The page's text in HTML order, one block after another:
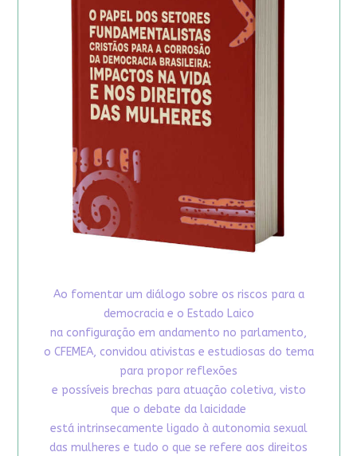
Ao fomentar um diálogo sobre os riscos para a
democracia e o Estado Laico
na configuração em andamento no parlamento,
o CFEMEA, convidou ativistas e estudiosas do tema
para propor reflexões
e possíveis brechas para atuação coletiva, visto
que o debate da laicidade
está intrinsecamente ligado à autonomia sexual
das mulheres e tudo o que se refere aos direitos